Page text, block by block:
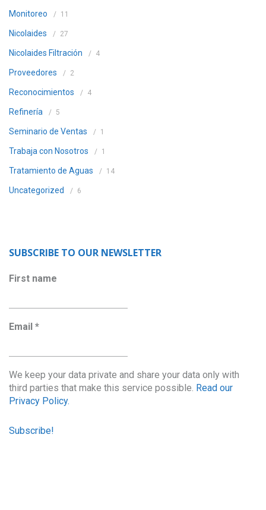
Monitoreo 11
Nicolaides 27
Nicolaides Filtración 4
Proveedores 2
Reconocimientos 4
Refinería 5
Seminario de Ventas 1
Trabaja con Nosotros 1
Tratamiento de Aguas 14
Uncategorized 6
SUBSCRIBE TO OUR NEWSLETTER
First name
Email *
We keep your data private and share your data only with
third parties that make this service possible. Read our
Privacy Policy.